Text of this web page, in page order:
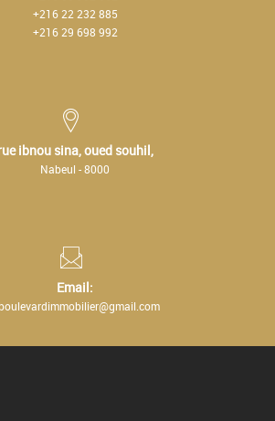
+216 22 232 885
+216 29 698 992
ibnou sina, oued souhil,
Nabeul - 8000
Email: